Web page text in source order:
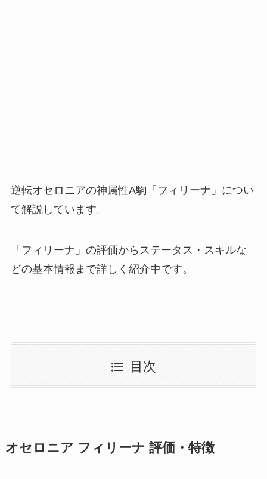
逆転オセロニアの神属性A駒「フィリーナ」につい
て解説しています。
「フィリーナ」の評価からステータス・スキルな
どの基本情報まで詳しく紹介中です。
目次
オセロニア フィリーナ 評価・特徴